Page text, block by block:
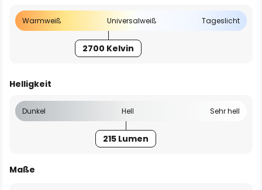
Warmweiß Universalweiß Tageslicht
2700 Kelvin
Helligkeit
Dunkel Hell Sehr hell
215 Lumen
Maße